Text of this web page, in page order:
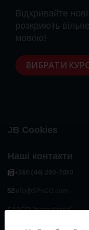
Відкривайте
розкриють
мовою!
ВИБРАТИ КУРС
JB Cookies
Наші контакти
SARGOI International